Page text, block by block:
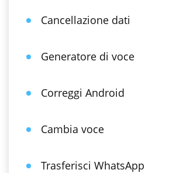
Cancellazione dati
Generatore di voce
Correggi Android
Cambia voce
Trasferisci WhatsApp